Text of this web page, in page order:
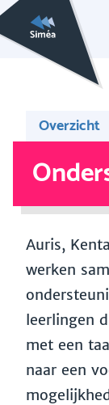
Overzicht
Auris,
werken
leerlingen
met een
naar een